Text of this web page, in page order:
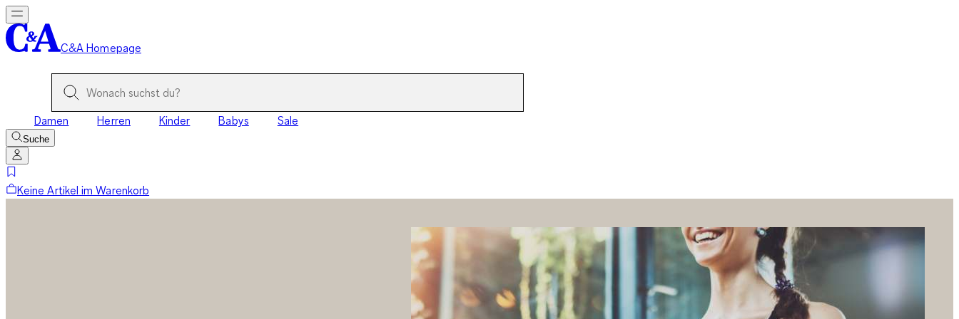
C&A Homepage
Damen Herren Kinder Babys Sale
Suche
Keine Artikel im Warenkorb